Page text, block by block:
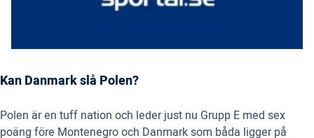
Kan Danmark slå Polen?
Polen är en tuff nation och leder just nu Grupp E med sex
poäng före Montenegro och Danmark som båda ligger på